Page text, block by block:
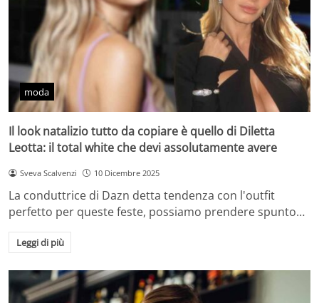
moda
Il look natalizio tutto da copiare è quello di Diletta
Leotta: il total white che devi assolutamente avere
Sveva Scalvenzi 10 Dicembre 2025
La conduttrice di Dazn detta tendenza con l'outfit
perfetto per queste feste, possiamo prendere spunto…
Leggi di più